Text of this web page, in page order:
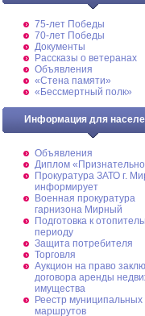
75-лет Победы
70-лет Победы
Документы
Рассказы о ветеранах
Объявления
«Стена памяти»
«Бессмертный полк»
Информация для
Объявления
Диплом
Прокуратура ЗАТО г.
информирует
Военная прокуратура
гарнизона Мирный
Подготовка к
периоду
Защита потребителя
Торговля
Аукцион на право
договора аренды
имущества
Реестр муниципальных
маршрутов